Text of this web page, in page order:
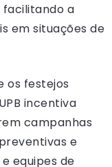
facilitando a
em situações de
os festejos
incentiva
campanhas
e
equipes de